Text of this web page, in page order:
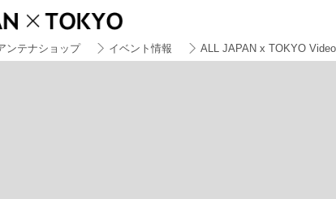
ンテナショップ イベント情報 ALL JAPAN x TOKYO